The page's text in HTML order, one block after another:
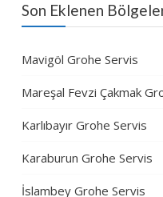
Son Eklenen
Mavigöl Grohe Servis
Mareşal Fevzi Çakmak
Karlıbayır Grohe Servis
Karaburun Grohe Servis
İslambey Grohe Servis